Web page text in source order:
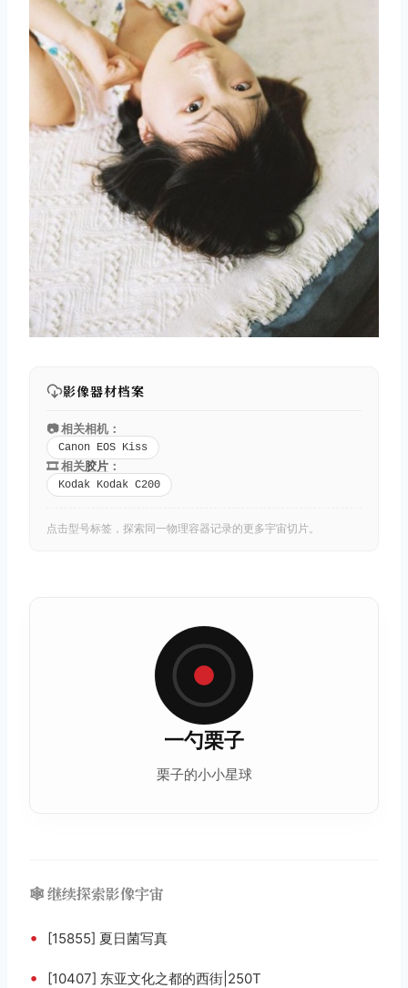
影像器材档案
📷 相关相机：
Canon EOS Kiss
🎞️ 相关胶片 ：
Kodak Kodak C200
点击型号标签，探索同一物理容器记录的更多宇宙切片。
一勺栗子
栗子的小小星球
🕸️ 继续探索影像宇宙
• [15855] 夏日菌写真
• [10407] 东亚文化之都的西街|250T